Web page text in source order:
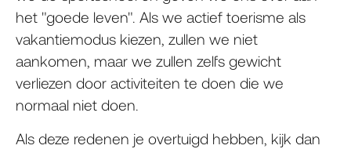
het "goede leven". Als we actief toerisme als
vakantiemodus kiezen, zullen we niet
aankomen, maar we zullen zelfs gewicht
verliezen door activiteiten te doen die we
normaal niet doen.
Als deze redenen je overtuigd hebben, kijk dan